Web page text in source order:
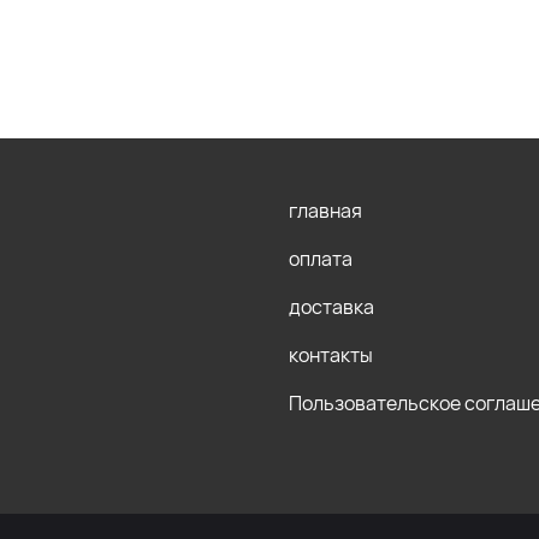
главная
оплата
доставка
контакты
Пользовательское